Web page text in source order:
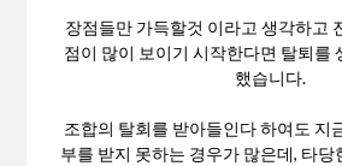
장점들만 가득할것 이라고 생각하고
점이 많이 보이기 시작한다면 탈퇴를
했습니다.
조합의 탈회를 받아들인다 하여도 지
부를 받지 못하는 경우가 많은데, 타당